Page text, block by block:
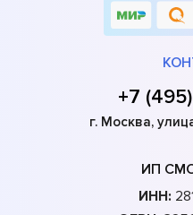
+7
г. Москва,
ИП
ИНН: